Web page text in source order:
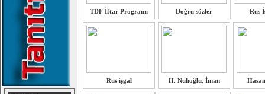
TDF İftar Programı Doğru sözler Rus
Rus işgal H. Nuhoğlu, İman